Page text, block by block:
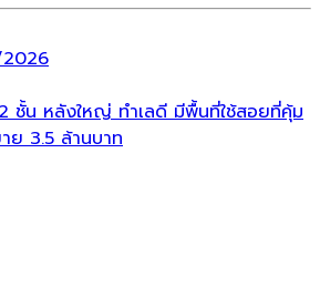
ชั้น หลังใหญ่ ทำเลดี มีพื้นที่ใช้สอยที่คุ้ม
ย 3.5 ล้านบาท